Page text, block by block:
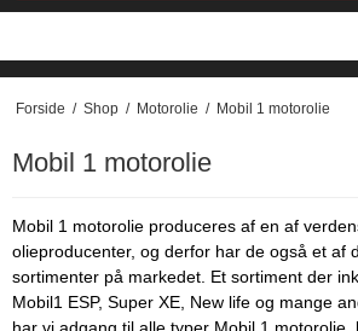
Forside / Shop / Motorolie / Mobil 1 motorolie
Mobil 1 motorolie
Mobil 1 motorolie produceres af en af
olieproducenter, og derfor har de også et af
sortimenter på markedet. Et sortiment der
Mobil1 ESP, Super XE, New life og mange